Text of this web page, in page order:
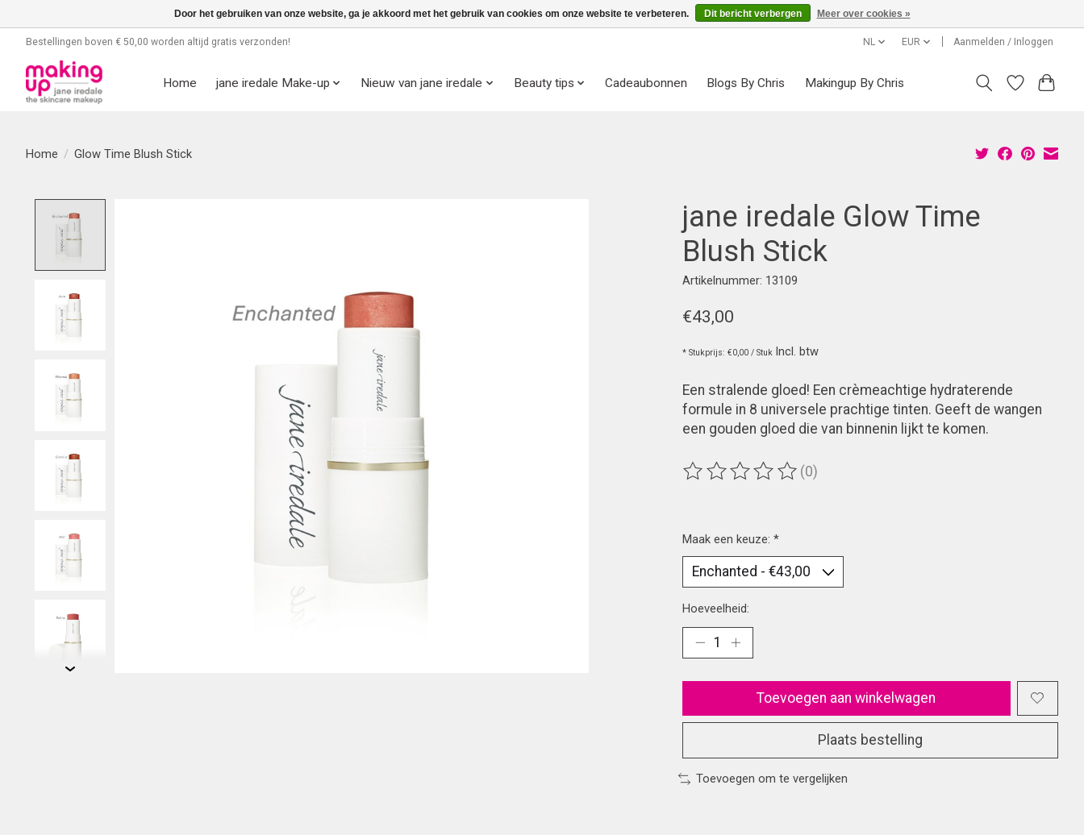
Bestellingen boven € 50,00 worden altijd gratis verzonden! NL EUR Aanmelden / Inloggen
Home jane iredale Make-up Nieuw van jane iredale Beauty tips Cadeaubonnen Blogs By Chris Makingup By Chris
Home / Glow Time Blush Stick
jane iredale Glow Time
Blush Stick
Artikelnummer: 13109
€43,00
* Stukprijs: €0,00 / Stuk Incl. btw
Een stralende gloed! Een crèmeachtige hydraterende
formule in 8 universele prachtige tinten. Geeft de wangen
een gouden gloed die van binnenin lijkt te komen.
De beoordeling van dit product is
(0)
Maak een keuze: *
Hoeveelheid:
Toevoegen aan winkelwagen
Plaats bestelling
Toevoegen om te vergelijken
Door het gebruiken van onze website, ga je akkoord met het gebruik van cookies om onze website te verbeteren. Dit bericht verbergen Meer over cookies »